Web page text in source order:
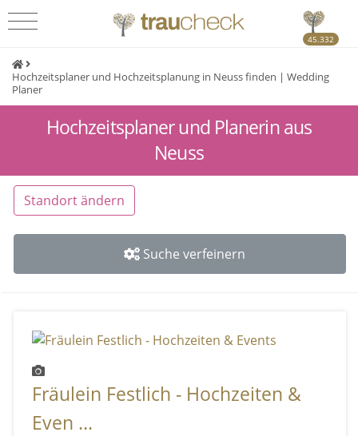
45.332
Hochzeitsplaner und Hochzeitsplanung in Neuss finden | Wedding
Planer
Hochzeitsplaner und Planerin aus
Neuss
Standort ändern
Suche verfeinern
Fräulein Festlich - Hochzeiten &
Even ...